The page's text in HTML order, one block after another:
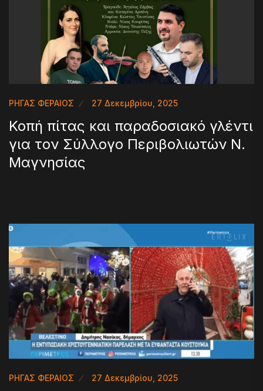
ΡΗΓΑΣ ΦΕΡΑΙΟΣ 27 Δεκεμβρίου, 2025
Κοπή πίτας και παραδοσιακό γλέντι
για τον Σύλλογο Περιβολιωτών Ν.
Μαγνησίας
ΡΗΓΑΣ ΦΕΡΑΙΟΣ 27 Δεκεμβρίου, 2025